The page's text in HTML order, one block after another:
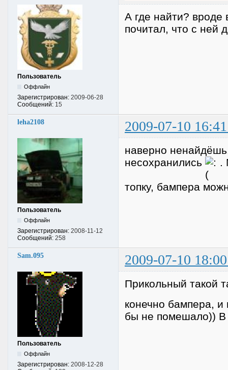
Пользователь
Оффлайн
Зарегистрирован: 2009-06-28
Сообщений: 15
А где найти? вроде
почитал, что с ней
leha2108 2009-07-10
Пользователь
Оффлайн
Зарегистрирован: 2008-11-12
Сообщений: 258
наверно
несохранились
.
топку, бампера
Sam.095 2009-07-10
Пользователь
Оффлайн
Зарегистрирован: 2008-12-28
Прикольный такой
конечно бампера,
бы не помешало)) В